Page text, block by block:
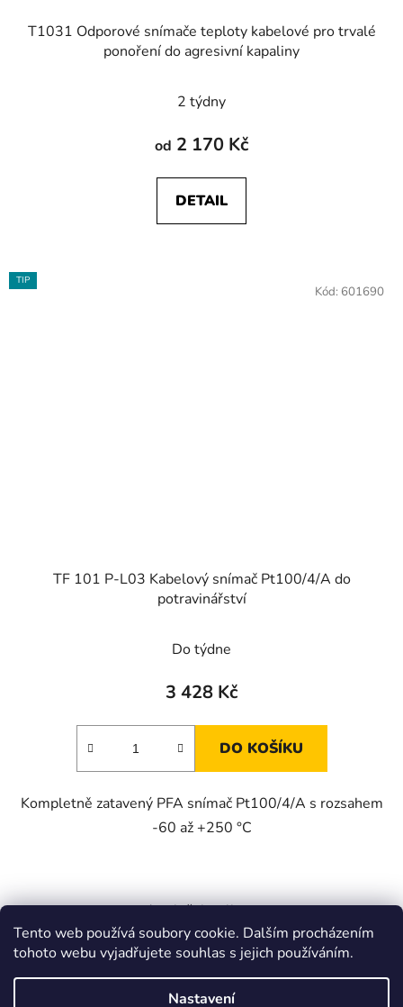
Tento web používá soubory cookie. Dalším procházením
tohoto webu vyjadřujete souhlas s jejich používáním.
Nastavení
T1031 Odporové snímače teploty kabelové pro trvalé
ponoření do agresivní kapaliny
2 týdny
od 2 170 Kč
DETAIL
TIP
TF 101 P-L03 Kabelový snímač Pt100/4/A do
potravinářství
Do týdne
3 428 Kč
DO KOŠÍKU
Kompletně zatavený PFA snímač Pt100/4/A s rozsahem
-60 až +250 °C
Kód: 601690
v
l
á
d
4položek celkem
Heureka.cz